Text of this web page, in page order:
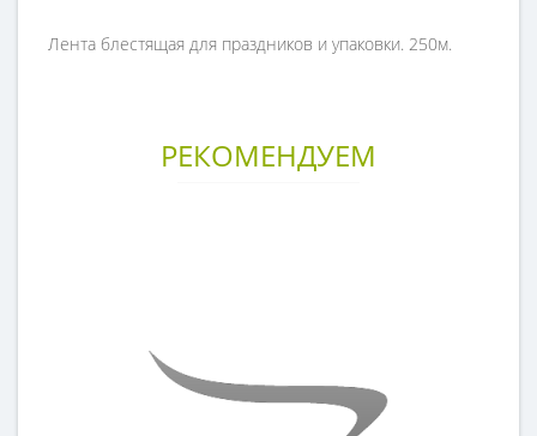
Лента блестящая для праздников и упаковки. 250м.
РЕКОМЕНДУЕМ